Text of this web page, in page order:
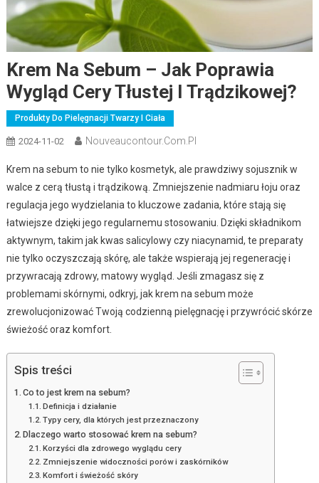
Krem Na Sebum – Jak Poprawia
Wygląd Cery Tłustej I Trądzikowej?
Produkty Do Pielęgnacji Twarzy I Ciała
2024-11-02 Nouveaucontour.com.pl
Krem na sebum to nie tylko kosmetyk, ale prawdziwy sojusznik w
walce z cerą tłustą i trądzikową. Zmniejszenie nadmiaru łoju oraz
regulacja jego wydzielania to kluczowe zadania, które stają się
łatwiejsze dzięki jego regularnemu stosowaniu. Dzięki składnikom
aktywnym, takim jak kwas salicylowy czy niacynamid, te preparaty
nie tylko oczyszczają skórę, ale także wspierają jej regenerację i
przywracają zdrowy, matowy wygląd. Jeśli zmagasz się z
problemami skórnymi, odkryj, jak krem na sebum może
zrewolucjonizować Twoją codzienną pielęgnację i przywrócić skórze
świeżość oraz komfort.
Spis treści
Co to jest krem na sebum?
Definicja i działanie
Typy cery, dla których jest przeznaczony
Dlaczego warto stosować krem na sebum?
Korzyści dla zdrowego wyglądu cery
Zmniejszenie widoczności porów i zaskórników
Komfort i świeżość skóry